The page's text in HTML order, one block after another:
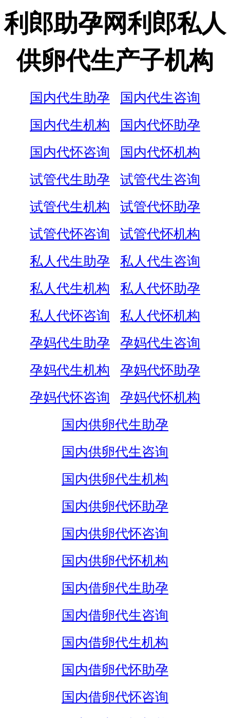
利郎助孕网利郎私人
供卵代生产子机构
国内代生助孕
国内代生咨询
国内代生机构
国内代怀助孕
国内代怀咨询
国内代怀机构
试管代生助孕
试管代生咨询
试管代生机构
试管代怀助孕
试管代怀咨询
试管代怀机构
私人代生助孕
私人代生咨询
私人代生机构
私人代怀助孕
私人代怀咨询
私人代怀机构
孕妈代生助孕
孕妈代生咨询
孕妈代生机构
孕妈代怀助孕
孕妈代怀咨询
孕妈代怀机构
国内供卵代生助孕
国内供卵代生咨询
国内供卵代生机构
国内供卵代怀助孕
国内供卵代怀咨询
国内供卵代怀机构
国内借卵代生助孕
国内借卵代生咨询
国内借卵代生机构
国内借卵代怀助孕
国内借卵代怀咨询